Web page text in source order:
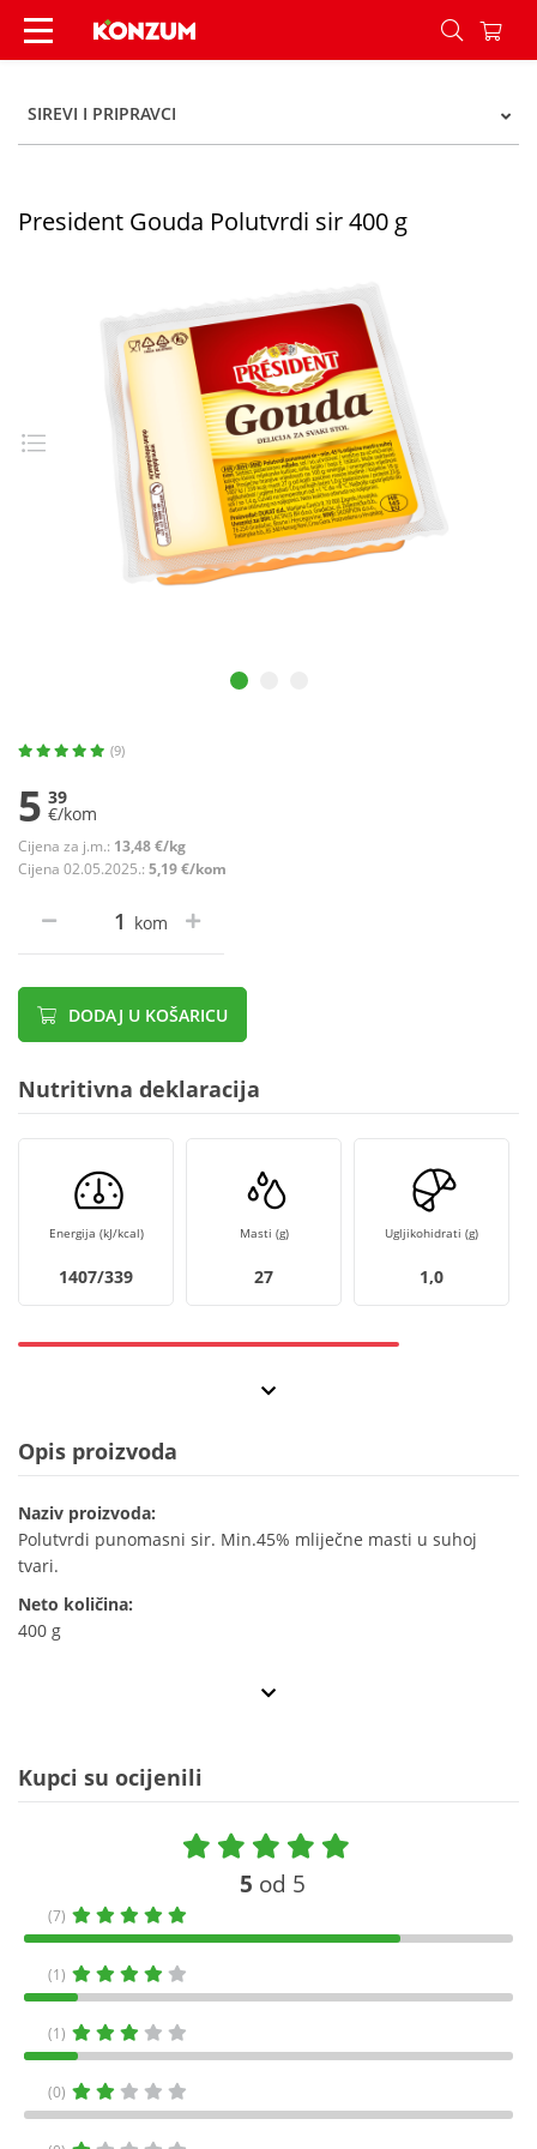
President Gouda Polutvrdi sir 400 g - Konzum
SIREVI I PRIPRAVCI
President Gouda Polutvrdi sir 400 g
(9)
5 39
€/kom
Cijena za j.m.: 13,48 €/kg
Cijena 02.05.2025.: 5,19 €/kom
kom
DODAJ U KOŠARICU
Nutritivna deklaracija
Energija (kJ/kcal)
1407/339
Masti (g)
27
Ugljikohidrati (g)
1,0
Opis proizvoda
Naziv proizvoda:
Polutvrdi punomasni sir. Min.45% mliječne masti u suhoj
tvari.
Neto količina:
400 g
Kupci su ocijenili
5 od 5
(7)
(1)
(1)
(0)